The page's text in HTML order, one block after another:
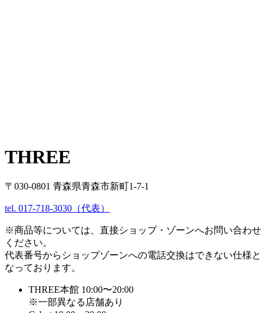
THREE
〒030-0801 青森県青森市新町1-7-1
tel. 017-718-3030（代表）
※商品等については、直接ショップ・ゾーンへお問い合わせ
ください。
代表番号からショップゾーンへの電話交換はできない仕様と
なっております。
THREE本館 10:00〜20:00
※一部異なる店舗あり